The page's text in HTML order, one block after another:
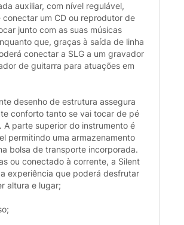
auxiliar, com nível regulável,
conectar um CD ou reprodutor de
junto com as suas músicas
que, graças à saída de linha
conectar a SLG a um gravador
de guitarra para atuações em
desenho de estrutura assegura
conforto tanto se vai tocar de pé
A parte superior do instrumento é
permitindo uma armazenamento
bolsa de transporte incorporada.
ou conectado à corrente, a Silent
experiência que poderá desfrutar
altura e lugar;